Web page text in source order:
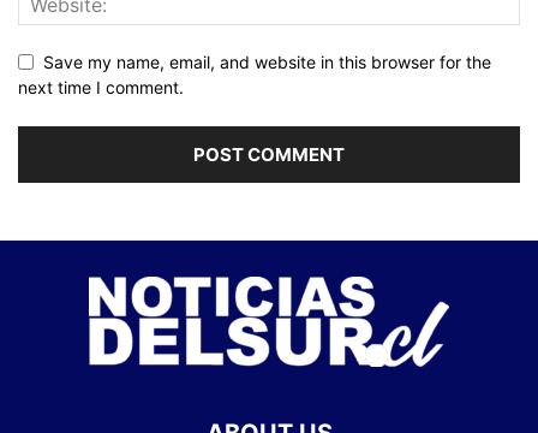
Save my name, email, and website in this browser for the
next time I comment.